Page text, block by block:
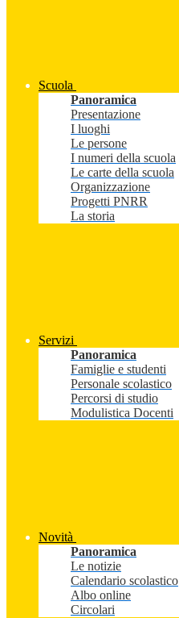
Scuola
Panoramica
Presentazione
I luoghi
Le persone
I numeri della scuola
Le carte della scuola
Organizzazione
Progetti PNRR
La storia
Servizi
Panoramica
Famiglie e studenti
Personale scolastico
Percorsi di studio
Modulistica Docenti
Novità
Panoramica
Le notizie
Calendario scolastico
Albo online
Circolari